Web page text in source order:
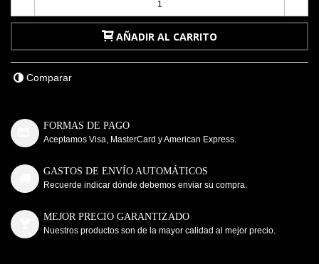
AÑADIR AL CARRITO
Comparar
FORMAS DE PAGO
Aceptamos Visa, MasterCard y American Express.
GASTOS DE ENVÍO AUTOMÁTICOS
Recuerde indicar dónde debemos enviar su compra.
MEJOR PRECIO GARANTIZADO
Nuestros productos son de la mayor calidad al mejor precio.